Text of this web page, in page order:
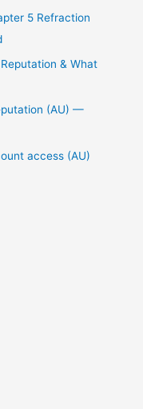
5 Refraction
& What
(AU) —
access (AU)